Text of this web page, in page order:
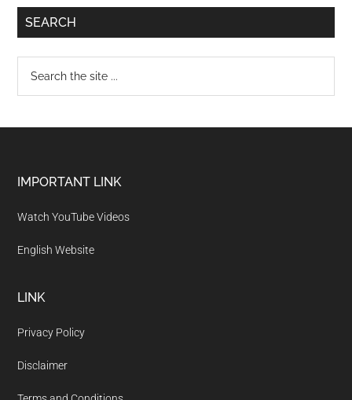
SEARCH
IMPORTANT LINK
Watch YouTube Videos
English Website
LINK
Privacy Policy
Disclaimer